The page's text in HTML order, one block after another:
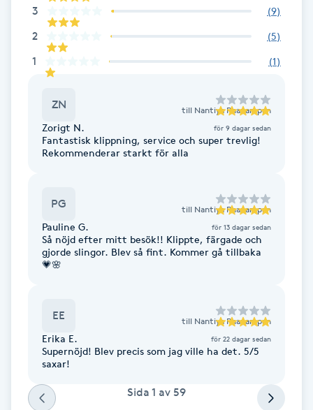
Fransk manikyr
Fransrengöring
Friskvård
Funktionsanalys
Gel naglar
3 (9)
2 (5)
1 (1)
ZN till Nantiya Phanampan
Zorigt N. för 9 dagar sedan
Fantastisk klippning, service och super trevlig!
Rekommenderar starkt för alla
PG till Nantiya Phanampan
Pauline G. för 13 dagar sedan
Så nöjd efter mitt besök!! Klippte, färgade och
gjorde slingor. Blev så fint. Kommer gå tillbaka
💗🌸
EE till Nantiya Phanampan
Erika E. för 22 dagar sedan
Supernöjd! Blev precis som jag ville ha det. 5/5
saxar!
Sida 1 av 59